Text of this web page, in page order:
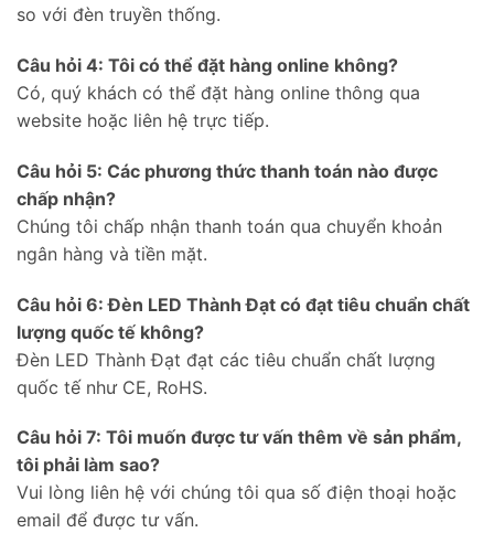
so với đèn truyền thống.
Câu hỏi 4: Tôi có thể đặt hàng online không?
Có, quý khách có thể đặt hàng online thông qua
website hoặc liên hệ trực tiếp.
Câu hỏi 5: Các phương thức thanh toán nào được
chấp nhận?
Chúng tôi chấp nhận thanh toán qua chuyển khoản
ngân hàng và tiền mặt.
Câu hỏi 6: Đèn LED Thành Đạt có đạt tiêu chuẩn chất
lượng quốc tế không?
Đèn LED Thành Đạt đạt các tiêu chuẩn chất lượng
quốc tế như CE, RoHS.
Câu hỏi 7: Tôi muốn được tư vấn thêm về sản phẩm,
tôi phải làm sao?
Vui lòng liên hệ với chúng tôi qua số điện thoại hoặc
email để được tư vấn.